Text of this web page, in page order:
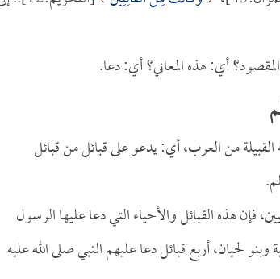
أي: هذه المعاني؟ أي: دعا.
من العرب، أي: يدعو على قبائل من قبائل
فإن هذه القبائل والأحياء التي دعا عليها الرسول
لحيان، أربع قبائل دعا عليهم النبي صلى الله عليه